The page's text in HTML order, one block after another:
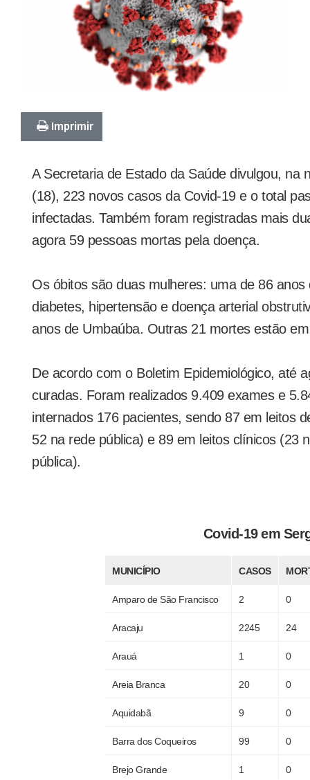
Imprimir
A Secretaria de Estado da Saúde divulgou, na
(18), 223 novos casos da Covid-19 e o total
infectadas. Também foram registradas mais
agora 59 pessoas mortas pela doença.
Os óbitos são duas mulheres: uma de 86 anos
diabetes, hipertensão e doença arterial
anos de Umbaúba. Outras 21 mortes estão
De acordo com o Boletim Epidemiológico, até
curadas. Foram realizados 9.409 exames e
internados 176 pacientes, sendo 87 em leitos
52 na rede pública) e 89 em leitos clínicos (23
pública).
Covid-19 em
MUNICÍPIO CASOS
Amparo de São Francisco 2 0
Aracaju 2245 24
Arauá 1 0
Areia Branca 20 0
Aquidabã 9 0
Barra dos Coqueiros 99 0
Brejo Grande 1 0